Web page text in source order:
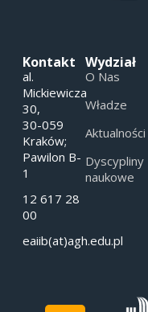
Kontakt
al.
Mickiewicza
30,
30-059
Kraków;
Pawilon B-
1
12 617 28
00
eaiib(at)agh.edu.pl
Wydział
O Nas
Władze
Aktualności
Dyscypliny
naukowe